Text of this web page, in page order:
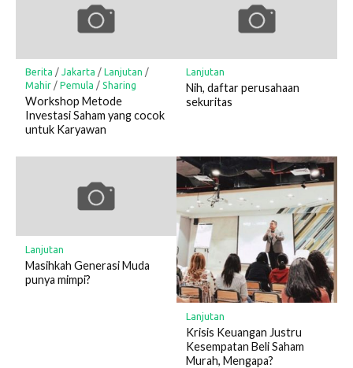
Berita / Jakarta / Lanjutan /
Mahir/ Pemula / Sharing
Workshop Metode
Investasi Saham yang cocok
untuk Karyawan
Lanjutan
Nih, daftar perusahaan
sekuritas
Lanjutan
Masihkah Generasi Muda
punya mimpi?
Lanjutan
Krisis Keuangan Justru
Kesempatan Beli Saham
Murah, Mengapa?